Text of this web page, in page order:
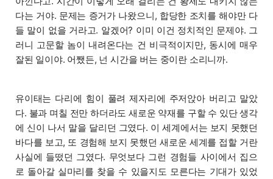
다는 거야. 문제는 증거가 나왔으니, 합당한 조치를 해야만 다
들 말이 없을 거라고. 알겠어? 이미 이건 정치적인 문제야. 그
러니 고문할 놈이 내려온다는 건 비극적이지만, 동시에 매우
잘된 일이야. 어쨌든, 넌 시간을 버는 중이란 소리니까.
유이태는 다리에 힘이 풀려 제자리에 주저앉아 버리고 말았
다. 불과 며칠 전만 하더라도 새로운 약재를 구할 수 있단 생각
에 신이 나서 말을 달리던 그였다. 이 세계에서는 보지 못했던
바다를 보고, 또 경험해 보지 못했던 새로운 세계를 접할 거란
사실에 들떴던 그였다. 무엇보다 그런 경험들 사이에서 집으
로 돌아갈 실마리를 찾을 수 있을지도 모른다는 기대가 있었